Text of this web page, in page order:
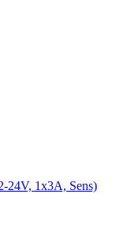
1x3A, Sens)